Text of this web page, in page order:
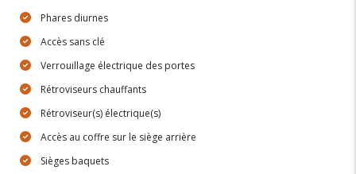
Phares diurnes
Accès sans clé
Verrouillage électrique des portes
Rétroviseurs chauffants
Rétroviseur(s) électrique(s)
Accès au coffre sur le siège arrière
Sièges baquets